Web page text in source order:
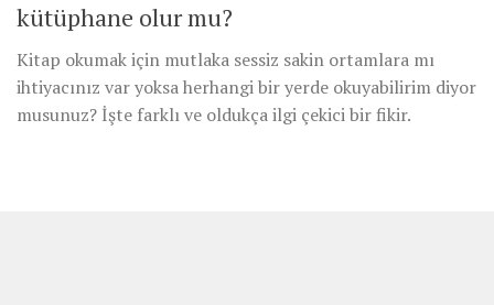
kütüphane olur mu?
Kitap okumak için mutlaka sessiz sakin ortamlara mı
ihtiyacınız var yoksa herhangi bir yerde okuyabilirim diyor
musunuz? İşte farklı ve oldukça ilgi çekici bir fikir.